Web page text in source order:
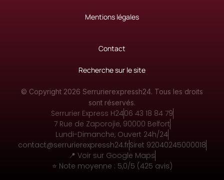
Mentions légales
Contact
Recherche sur le site
© Copyright 2026 Serrurierexpressh24. Tous les droits
sont réservés.
Serrurier Express H2406 43 18 84 79
7 Rue de Zaporojie, 90000 Belfort
Lundi-Dimanche, Ouvert 24h/24
contact@serrurierexpressh24.frSiret 92040245000018
📍 Voir sur Google Maps
⭐ Note moyenne : 5,0/5 (425 avis)